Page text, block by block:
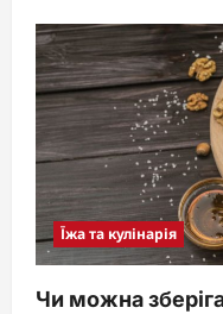
Їжа та кулінарія
Чи можна